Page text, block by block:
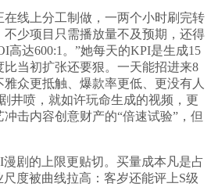
线上分工制做，一两个小时刷完转
不少项目只需播放量不及预期，还得
高达600:1。”她每天的KPI是生成15
当初扩张还要狠。一天能招进来8
众更抵触、爆款率更低、更没有人
井喷，就如许玩命生成的视频，更
击内容创意财产的“倍速试验”，但
剧的上限更贴切。买量成本凡是占
尺度被曲线拉高：客岁还能评上S级